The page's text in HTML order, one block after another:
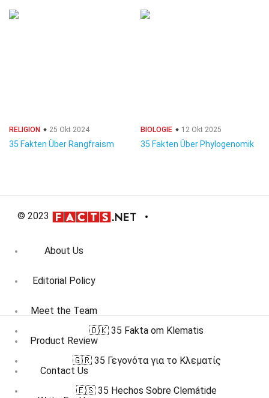
RELIGION 25 Okt 2024
35 Fakten Über Rangfraism
BIOLOGIE 12 Okt 2025
35 Fakten Über Phylogenomik
© 2023
About Us
Editorial Policy
Meet the Team
Product Review
Contact Us
🇩🇰 35 Fakta om Klematis
🇬🇷 35 Γεγονότα για το Κλεματίς
🇪🇸 35 Hechos Sobre Clemátide